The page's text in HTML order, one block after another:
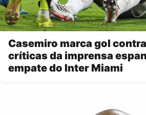
Casemiro marca gol
críticas da imprensa
empate do Inter Miami